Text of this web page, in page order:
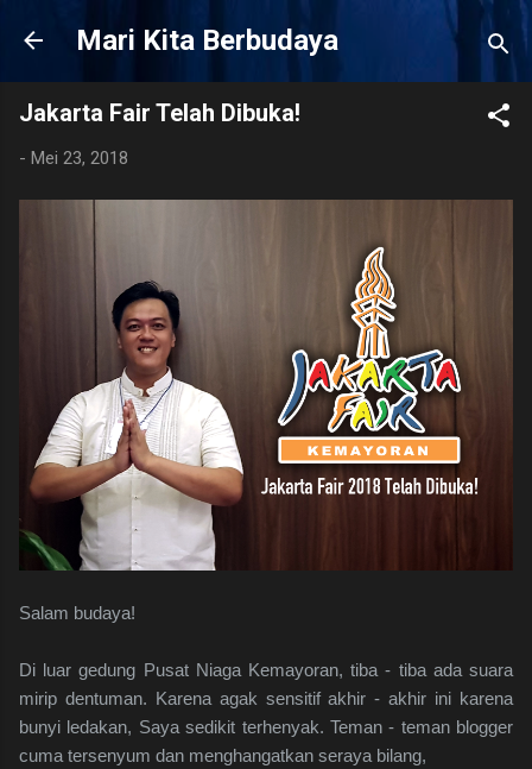
Langsung
Mari Kita Berbudaya
Jakarta Fair Telah Dibuka!
- Mei 23, 2018
Salam budaya!
Di luar gedung Pusat Niaga Kemayoran, tiba - tiba ada suara
mirip dentuman. Karena agak sensitif akhir - akhir ini karena
bunyi ledakan, Saya sedikit terhenyak. Teman - teman blogger
cuma tersenyum dan menghangatkan seraya bilang,